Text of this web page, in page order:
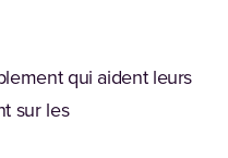
qui aident leurs
sur les